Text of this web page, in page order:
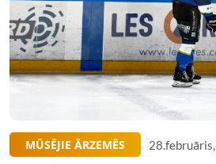
MŪSĒJIE ĀRZEMĒS 28.februāris,